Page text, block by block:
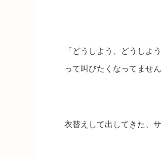
「どうしよう、どうしよ
って叫びたくなってません
衣替えして出してきた、